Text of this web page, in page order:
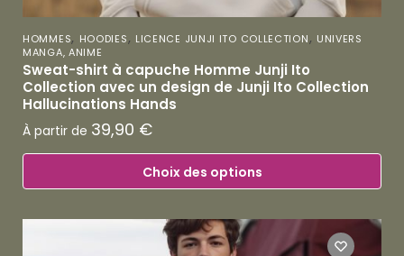
HOMMES, HOODIES, LICENCE JUNJI ITO COLLECTION, UNIVERS
MANGA, ANIME
Sweat-shirt à capuche Homme Junji Ito
Collection avec un design de Junji Ito Collection
Hallucinations Hands
À partir de 39,90 €
Choix des options